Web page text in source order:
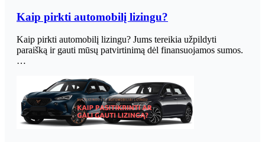
Kaip pirkti automobilį lizingu?
Kaip pirkti automobilį lizingu? Jums tereikia užpildyti
paraišką ir gauti mūsų patvirtinimą dėl finansuojamos sumos.
…